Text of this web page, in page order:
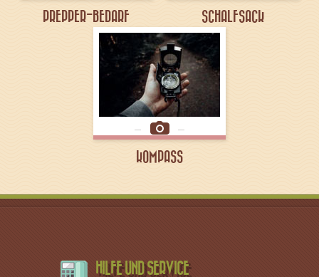
PREPPER-BEDARF SCHALFSACK
KOMPASS
HILFE UND SERVICE